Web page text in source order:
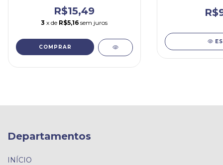
R$15,49
3 x de R$5,16 sem juros
COMPRAR
Departamentos
INÍCIO